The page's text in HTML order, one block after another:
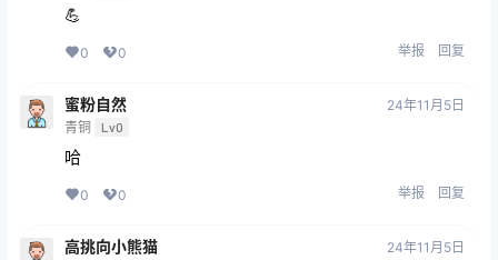
💪
0 0 举报 回复
蜜粉自然
青铜 Lv0
24年11月5日
哈
0 0 举报 回复
高挑向小熊猫 24年11月5日